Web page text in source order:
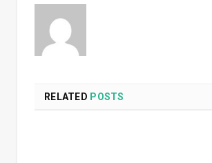
RELATED POSTS